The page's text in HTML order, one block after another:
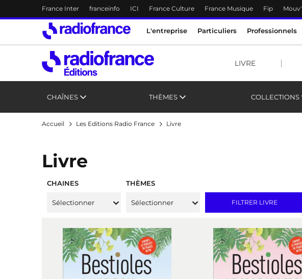
Accès direct :
Menu principal
France Inter franceinfo ICI France Culture France Musique Fip Mouv'
Menu principal
L'entreprise Particuliers Professionnels
LIVRE
CHAÎNES THÈMES COLLECTIONS
Accueil Les Editions Radio France Livre
Livre
CHAINES
Sélectionner
THÈMES
Sélectionner FILTRER LIVRE